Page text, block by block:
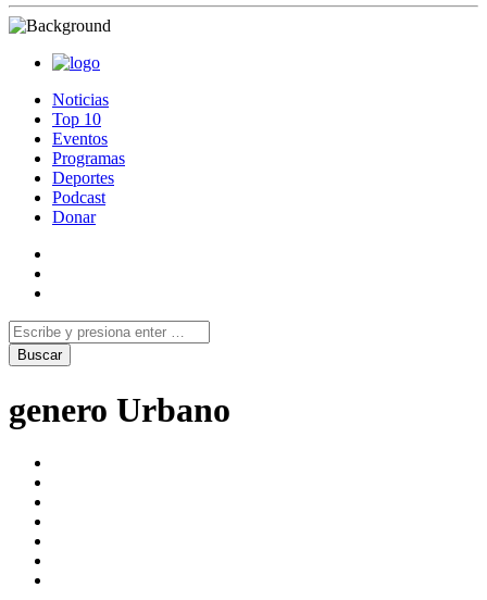
Noticias
Top 10
Eventos
Programas
Deportes
Podcast
Donar
genero Urbano